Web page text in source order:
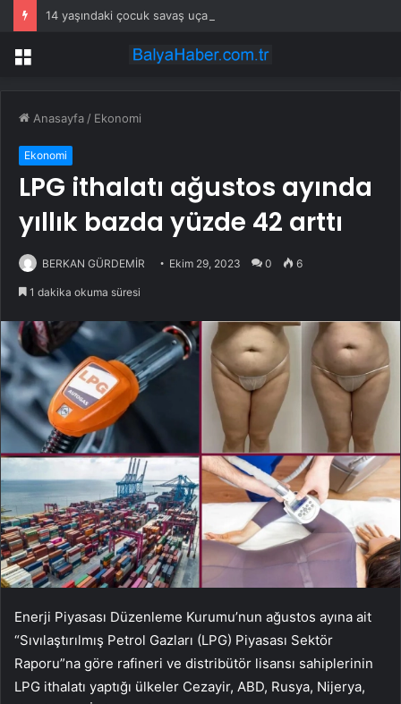
14 yaşındaki çocuk savaş uçaklarını alarma geçirdi
Menü
Anasayfa / Ekonomi
Ekonomi
LPG ithalatı ağustos ayında
yıllık bazda yüzde 42 arttı
BERKAN GÜRDEMİR Ekim 29, 2023 0 6
1 dakika okuma süresi
Enerji Piyasası Düzenleme Kurumu’nun ağustos ayına ait
“Sıvılaştırılmış Petrol Gazları (LPG) Piyasası Sektör
Raporu”na göre rafineri ve distribütör lisansı sahiplerinin
LPG ithalatı yaptığı ülkeler Cezayir, ABD, Rusya, Nijerya,